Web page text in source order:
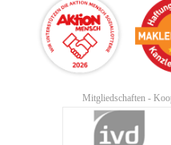
Mitgliedschaften -